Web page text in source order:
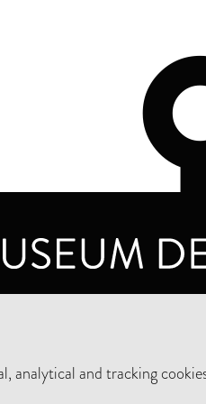
analytical and tracking